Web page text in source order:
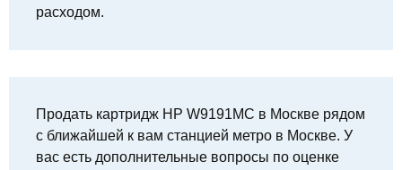
расходом.
Продать картридж HP W9191MC в Москве рядом
с ближайшей к вам станцией метро в Москве. У
вас есть дополнительные вопросы по оценке